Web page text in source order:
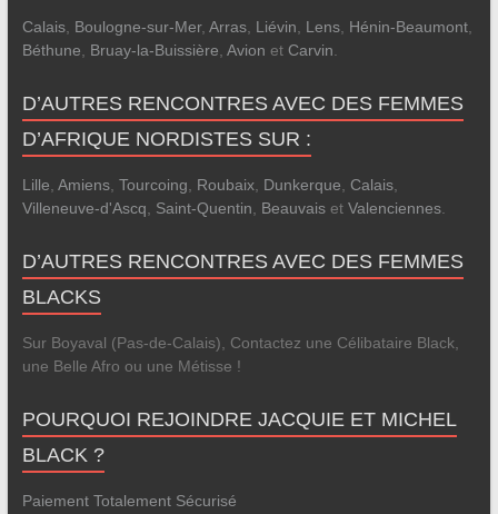
Calais, Boulogne-sur-Mer, Arras, Liévin, Lens, Hénin-Beaumont,
Béthune, Bruay-la-Buissière, Avion et Carvin.
D’AUTRES RENCONTRES AVEC DES FEMMES
D’AFRIQUE NORDISTES SUR :
Lille, Amiens, Tourcoing, Roubaix, Dunkerque, Calais,
Villeneuve-d'Ascq, Saint-Quentin, Beauvaiset Valenciennes.
D’AUTRES RENCONTRES AVEC DES FEMMES
BLACKS
Sur Boyaval (Pas-de-Calais), Contactez une Célibataire Black,
une Belle Afro ou une Métisse !
POURQUOI REJOINDRE JACQUIE ET MICHEL
BLACK ?
Paiement Totalement Sécurisé